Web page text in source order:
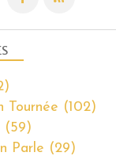
Tournée (102)
(59)
Parle (29)